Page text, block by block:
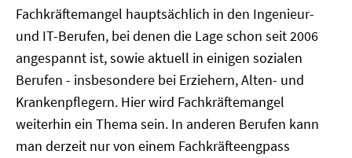
Fachkräftemangel hauptsächlich in den Ingenieur-
und IT-Berufen, bei denen die Lage schon seit 2006
angespannt ist, sowie aktuell in einigen sozialen
Berufen - insbesondere bei Erziehern, Alten- und
Krankenpflegern. Hier wird Fachkräftemangel
weiterhin ein Thema sein. In anderen Berufen kann
man derzeit nur von einem Fachkräfteengpass